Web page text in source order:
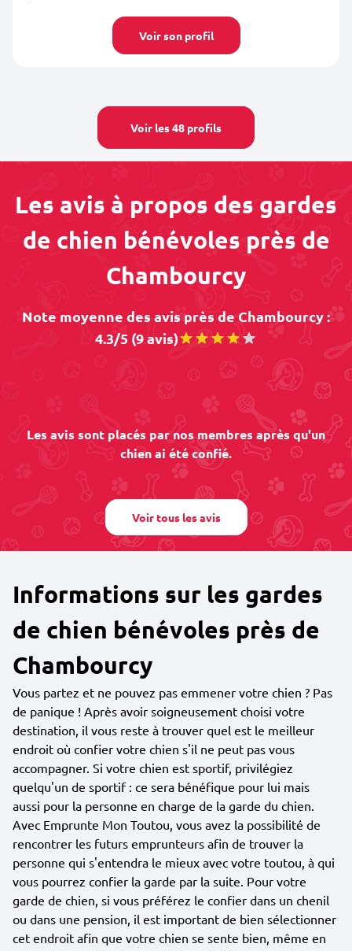
Voir son profil
Voir les 48 profils
Les avis à propos des gardes
de chien bénévoles près de
Chambourcy
Note moyenne des avis près de Chambourcy :
4.3/5 (9 avis)
Les avis sont placés par nos membres après qu'un
chien ai été confié.
Voir tous les avis
Informations sur les gardes
de chien bénévoles près de
Chambourcy
Vous partez et ne pouvez pas emmener votre chien ? Pas
de panique ! Après avoir soigneusement choisi votre
destination, il vous reste à trouver quel est le meilleur
endroit où confier votre chien s'il ne peut pas vous
accompagner. Si votre chien est sportif, privilégiez
quelqu'un de sportif : ce sera bénéfique pour lui mais
aussi pour la personne en charge de la garde du chien.
Avec Emprunte Mon Toutou, vous avez la possibilité de
rencontrer les futurs emprunteurs afin de trouver la
personne qui s'entendra le mieux avec votre toutou, à qui
vous pourrez confier la garde par la suite. Pour votre
garde de chien, si vous préférez le confier dans un chenil
ou dans une pension, il est important de bien sélectionner
cet endroit afin que votre chien se sente bien, même en